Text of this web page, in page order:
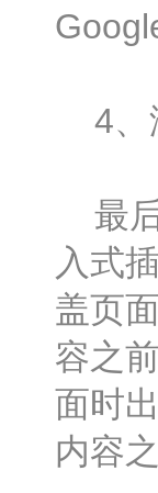
4、
最后
入式
盖页
容之
面时
内容